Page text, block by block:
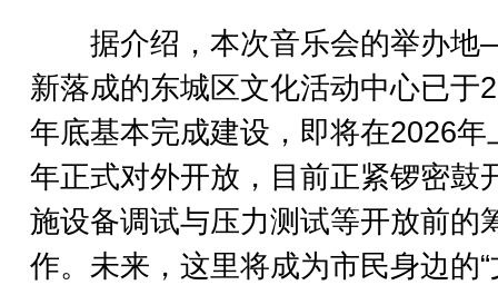
据介绍，本次音乐会的举办
新落成的东城区文化活动中心已于
年底基本完成建设，即将在2026年
年正式对外开放，目前正紧锣密鼓
施设备调试与压力测试等开放前的
作。未来，这里将成为市民身边的